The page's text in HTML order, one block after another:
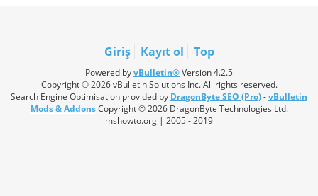
Giriş Kayıt ol Top
Powered byvBulletin®Version 4.2.5
Copyright © 2026 vBulletin Solutions Inc. All rights reserved.
Search Engine Optimisation provided by DragonByte SEO (Pro)-vBulletin
Mods & AddonsCopyright © 2026 DragonByte Technologies Ltd.
mshowto.org | 2005 - 2019